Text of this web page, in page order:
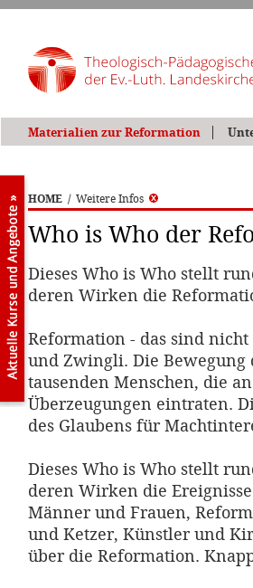
Materialien zur Reformation
HOME / Weitere Infos
Who is Who der
Dieses Who is Who stellt
deren Wirken die
Reformation - das sind
und Zwingli. Die
tausenden Menschen, die
Überzeugungen eintraten.
des Glaubens für
Dieses Who is Who stellt
deren Wirken die
Männer und Frauen,
und Ketzer, Künstler und
über die Reformation.